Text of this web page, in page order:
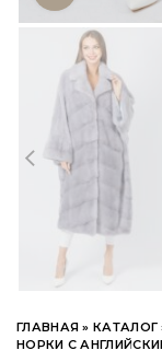
ГЛАВНАЯ »КАТАЛОГ
НОРКИ С